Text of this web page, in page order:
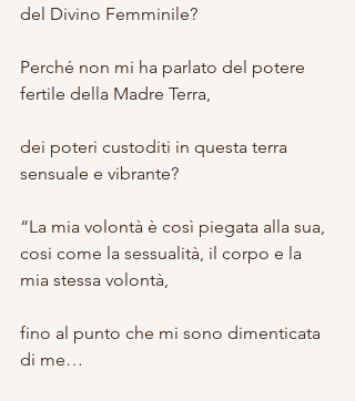
del Divino Femminile?
Perché non mi ha parlato del potere
fertile della Madre Terra,
dei poteri custoditi in questa terra
sensuale e vibrante?
“La mia volontà è così piegata alla sua,
cosi come la sessualità, il corpo e la
mia stessa volontà,
fino al punto che mi sono dimenticata
di me…